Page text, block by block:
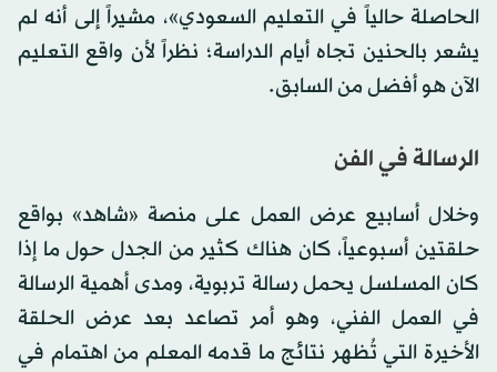
الحاصلة حالياً في التعليم السعودي»، مشيراً إلى أنه لم
يشعر بالحنين تجاه أيام الدراسة؛ نظراً لأن واقع التعليم
الآن هو أفضل من السابق.
الرسالة في الفن
وخلال أسابيع عرض العمل على منصة «شاهد» بواقع
حلقتين أسبوعياً، كان هناك كثير من الجدل حول ما إذا
كان المسلسل يحمل رسالة تربوية، ومدى أهمية الرسالة
في العمل الفني، وهو أمر تصاعد بعد عرض الحلقة
الأخيرة التي تُظهر نتائج ما قدمه المعلم من اهتمام في